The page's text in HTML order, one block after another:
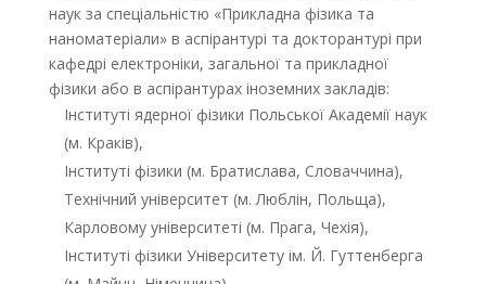
наук за спеціальністю «Прикладна фізика та
наноматеріали» в аспірантурі та докторантурі при
кафедрі електроніки, загальної та прикладної
фізики або в аспірантурах іноземних закладів:
Інституті ядерної фізики Польської Академії наук
(м. Краків),
Інституті фізики (м. Братислава, Словаччина),
Технічний університет (м. Люблін, Польща),
Карловому університеті (м. Прага, Чехія),
Інституті фізики Університету ім. Й. Гуттенберга